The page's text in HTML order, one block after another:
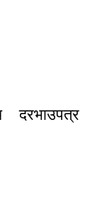
दरभाउपत्र